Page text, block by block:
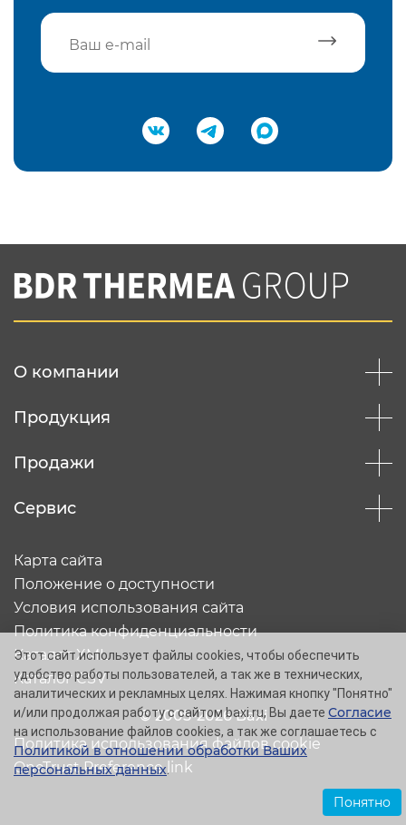
Подтвердить e-mail
Вы соглашаетесь с нашей политикой
конфеденциальности
О компании
Продукция
Продажи
Сервис
© 2005-2026 Baxi
Карта сайта
Положение о доступности
Условия использования сайта
Политика конфиденциальности
Каталог XML
Каталог CSV
Политика использования файлов cookie
OneTrust Preference link
Этот сайт использует файлы cookies, чтобы обеспечить
удобство работы пользователей, а так же в технических,
аналитических и рекламных целях. Нажимая кнопку "Понятно"
и/или продолжая работу с сайтом baxi.ru, Вы даете Согласие
на использование файлов cookies, а так же соглашаетесь с
Политикой в отношении обработки Ваших
персональных данных.
Понятно